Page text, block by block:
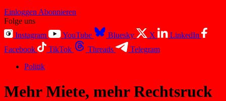
Einloggen Abonnieren
Folge uns
Instagram
YouTube Bluesky X
LinkedIn
Facebook
TikTok Threads
Telegram
Politik
Mehr Miete, mehr Rechtsruck